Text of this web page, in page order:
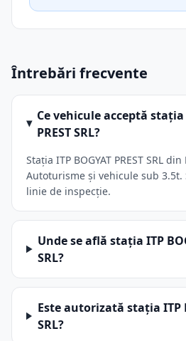
Întrebări frecvente
Ce vehicule acceptă stația
PREST SRL?
Stația ITP BOGYAT PREST SRL
Autoturisme și vehicule sub 3.5t.
linie de inspecție.
Unde se află stația ITP
SRL?
Este autorizată stația ITP
SRL?